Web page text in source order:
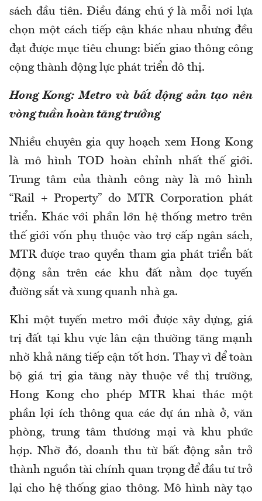
sách đầu tiên. Điều đáng chú ý là mỗi nơi lựa
chọn một cách tiếp cận khác nhau nhưng đều
đạt được mục tiêu chung: biến giao thông công
cộng thành động lực phát triển đô thị.
Hong Kong: Metro và bất động sản tạo nên
vòng tuần hoàn tăng trưởng
Nhiều chuyên gia quy hoạch xem Hong Kong
là mô hình TOD hoàn chỉnh nhất thế giới.
Trung tâm của thành công này là mô hình
“Rail + Property” do MTR Corporation phát
triển. Khác với phần lớn hệ thống metro trên
thế giới vốn phụ thuộc vào trợ cấp ngân sách,
MTR được trao quyền tham gia phát triển bất
động sản trên các khu đất nằm dọc tuyến
đường sắt và xung quanh nhà ga.
Khi một tuyến metro mới được xây dựng, giá
trị đất tại khu vực lân cận thường tăng mạnh
nhờ khả năng tiếp cận tốt hơn. Thay vì để toàn
bộ giá trị gia tăng này thuộc về thị trường,
Hong Kong cho phép MTR khai thác một
phần lợi ích thông qua các dự án nhà ở, văn
phòng, trung tâm thương mại và khu phức
hợp. Nhờ đó, doanh thu từ bất động sản trở
thành nguồn tài chính quan trọng để đầu tư trở
lại cho hệ thống giao thông. Mô hình này tạo